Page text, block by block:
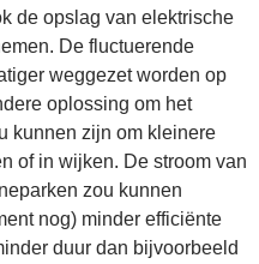
de opslag van elektrische
De fluctuerende
weggezet worden op
oplossing om het
kunnen zijn om kleinere
of in wijken. De stroom van
zou kunnen
nog) minder efficiënte
duur dan bijvoorbeeld